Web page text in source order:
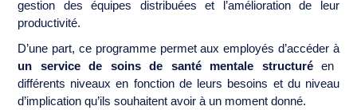
gestion des équipes distribuées et l’amélioration de leur
productivité.
D’une part, ce programme permet aux employés d’accéder à
un service de soins de santé mentale structuréen
différents niveaux en fonction de leurs besoins et du niveau
d’implication qu’ils souhaitent avoir à un moment donné.